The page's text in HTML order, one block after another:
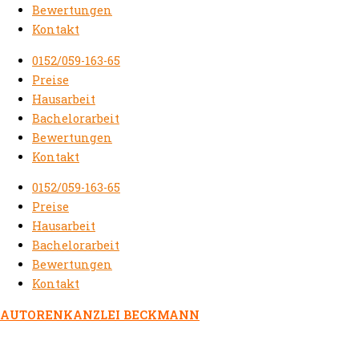
Bewertungen
Kontakt
0152/059-163-65
Preise
Hausarbeit
Bachelorarbeit
Bewertungen
Kontakt
0152/059-163-65
Preise
Hausarbeit
Bachelorarbeit
Bewertungen
Kontakt
AUTORENKANZLEI BECKMANN